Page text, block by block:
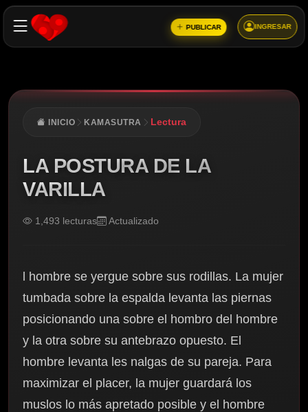
PUBLICAR INGRESAR
INICIO KAMASUTRA Lectura
LA POSTURA DE LA
VARILLA
1,493 lecturas Actualizado
l hombre se yergue sobre sus rodillas. La mujer
tumbada sobre la espalda levanta las piernas
posicionando una sobre el hombro del hombre
y la otra sobre su antebrazo opuesto. El
hombre levanta les nalgas de su pareja. Para
maximizar el placer, la mujer guardará los
muslos lo más apretado posible y el hombre